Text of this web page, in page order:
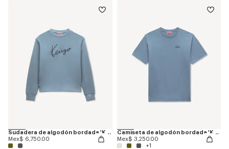
Sudadera de algodón bordada 'KENZO Signature'
Mex$ 6,750.00
Camiseta de algodón bordada 'KENZO Signature'
Mex$ 3,250.00
+1